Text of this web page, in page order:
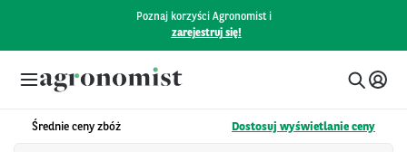
Poznaj korzyści Agronomist i
zarejestruj się!
Średnie ceny zbóż Dostosuj wyświetlanie ceny